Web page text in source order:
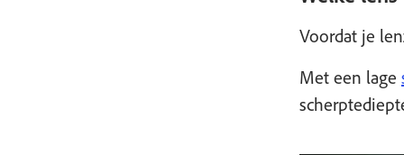
Voordat je
Met een lage